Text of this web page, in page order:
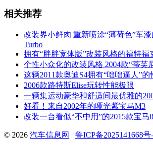
相关推荐
改装界小鲜肉 重新喷涂“薄荷色”车漆
Turbo
拥有“胖胖宽体版”改装风格的福特福
个性小众化的改装风格 2004款“蒂芙
这辆2011款奥迪S4拥有“咄咄逼人”
2006款路特斯Elise玩转性能极限
一辆集运动豪华和舒适间最优雅的
好看！来自2002年的哑光紫宝马M3
改装一台看似“不中用”的2015款宝马
© 2026 汽车信息网 鲁ICP备2025141668号